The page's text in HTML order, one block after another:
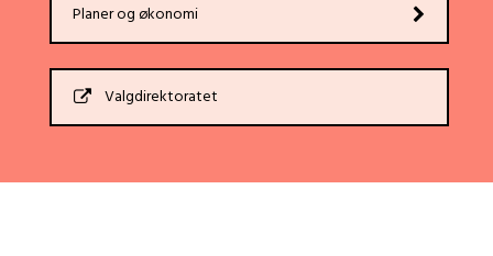
Planer og økonomi
Valgdirektoratet